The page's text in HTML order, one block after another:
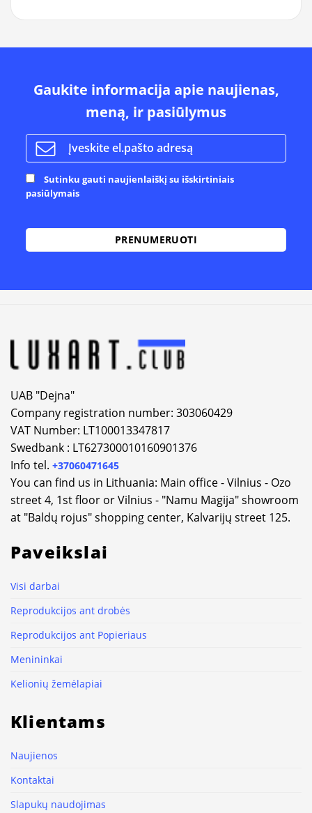
Gaukite informacija apie naujienas,
meną, ir pasiūlymus
Sutinku gauti naujienlaiškį su išskirtiniais
pasiūlymais
UAB "Dejna"
Company registration number: 303060429
VAT Number: LT100013347817
Swedbank : LT627300010160901376
Info tel. +37060471645
You can find us in Lithuania: Main office - Vilnius - Ozo
street 4, 1st floor or Vilnius - "Namu Magija" showroom
at "Baldų rojus" shopping center, Kalvarijų street 125.
Paveikslai
Visi darbai
Reprodukcijos ant drobės
Reprodukcijos ant Popieriaus
Menininkai
Kelionių žemėlapiai
Klientams
Naujienos
Kontaktai
Slapukų naudojimas